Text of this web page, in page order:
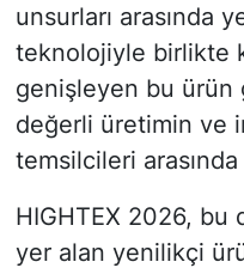
unsurları arasında
teknolojiyle birlikte
genişleyen bu ürün
değerli üretimin ve
temsilcileri
HIGHTEX 2026, bu
yer alan yenilikçi